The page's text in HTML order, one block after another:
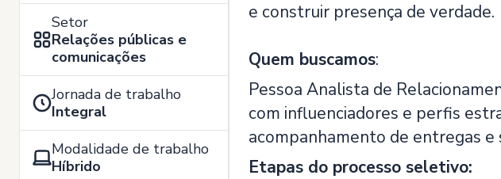
Setor
Relações públicas e
comunicações
Jornada de trabalho
Integral
Modalidade de trabalho
Híbrido
e construir presença de verdade.
Quem buscamos:
Pessoa Analista de
com influenciadores e perfis
acompanhamento de entregas
Etapas do processo seletivo: